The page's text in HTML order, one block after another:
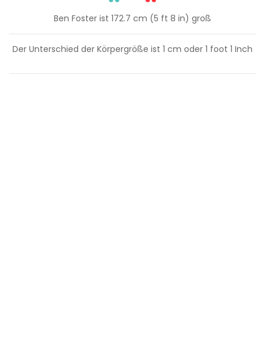
Ben Foster ist 172.7 cm (5 ft 8 in) groß
Der Unterschied der Körpergröße ist 1 cm oder 1 foot 1 Inch